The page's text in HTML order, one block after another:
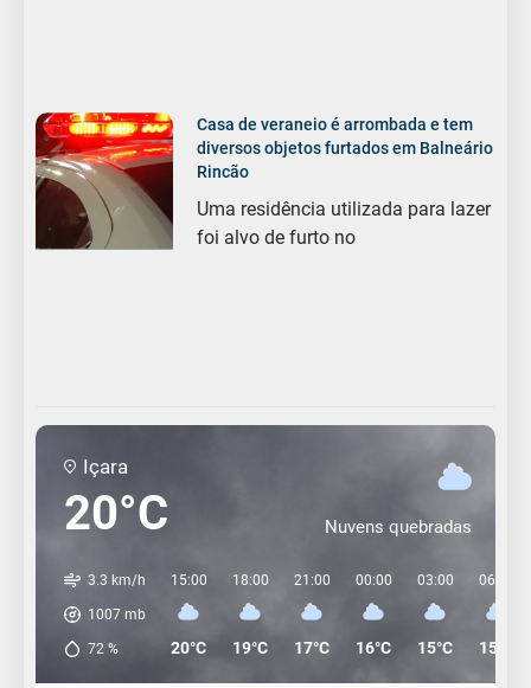
Casa de veraneio é arrombada e tem
diversos objetos furtados em Balneário
Rincão
Uma residência utilizada para lazer
foi alvo de furto no
Içara
20°C Nuvens quebradas
3.3 km/h
1007 mb
72 %
15:00
20°C
18:00
19°C
21:00
17°C
00:00
16°C
03:00
15°C
06:00
15°C